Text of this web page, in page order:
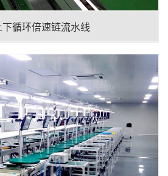
循环倍速链流水线